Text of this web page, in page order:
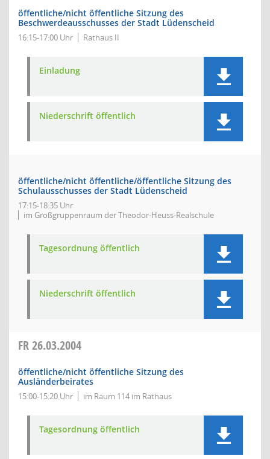
öffentliche/nicht öffentliche Sitzung des
Beschwerdeausschusses der Stadt Lüdenscheid
16:15-17:00 Uhr Rathaus II
Einladung
Niederschrift öffentlich
öffentliche/nicht öffentliche/öffentliche Sitzung des
Schulausschusses der Stadt Lüdenscheid
17:15-18:35 Uhr
im Großgruppenraum der Theodor-Heuss-Realschule
Tagesordnung öffentlich
Niederschrift öffentlich
FR26.03.2004
öffentliche/nicht öffentliche Sitzung des
Ausländerbeirates
15:00-15:20 Uhr im Raum 114 im Rathaus
Tagesordnung öffentlich